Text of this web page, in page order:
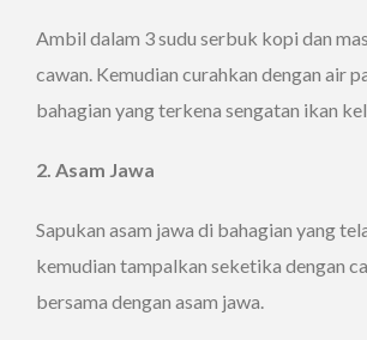
Ambil dalam 3 sudu serbuk kopi dan
cawan. Kemudian curahkan dengan air
bahagian yang terkena sengatan ikan
2. Asam Jawa
Sapukan asam jawa di bahagian yang
kemudian tampalkan seketika dengan
bersama dengan asam jawa.